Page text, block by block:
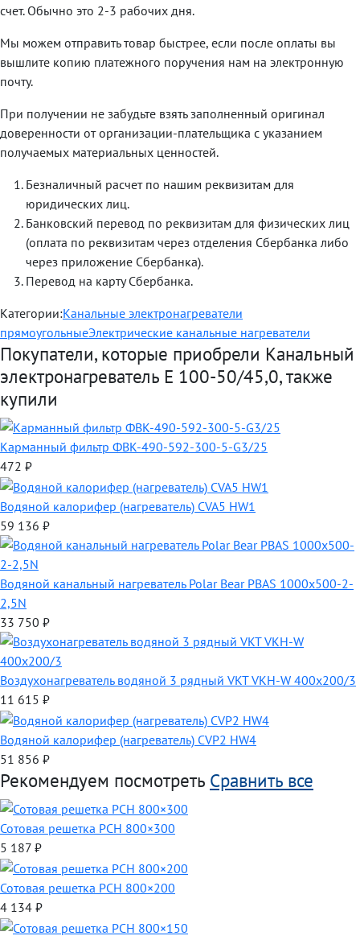
счет. Обычно это 2-3 рабочих дня.
Мы можем отправить товар быстрее, если после оплаты вы
вышлите копию платежного поручения нам на электронную
почту.
При получении не забудьте взять заполненный оригинал
доверенности от организации-плательщика с указанием
получаемых материальных ценностей.
Безналичный расчет по нашим реквизитам для
юридических лиц.
Банковский перевод по реквизитам для физических лиц
(оплата по реквизитам через отделения Сбербанка либо
через приложение Сбербанка).
Перевод на карту Сбербанка.
Категории:Канальные электронагреватели
прямоугольныеЭлектрические канальные нагреватели
Покупатели, которые приобрели Канальный
электронагреватель E 100-50/45,0, также
купили
Карманный фильтр ФВК-490-592-300-5-G3/25
472 ₽
Водяной калорифер (нагреватель) CVA5 HW1
59 136 ₽
Водяной канальный нагреватель Polar Bear PBAS 1000x500-2-
2,5N
33 750 ₽
Воздухонагреватель водяной 3 рядный VKT VKH-W 400х200/3
11 615 ₽
Водяной калорифер (нагреватель) CVP2 HW4
51 856 ₽
Рекомендуем посмотреть Сравнить все
Сотовая решетка РСН 800×300
5 187 ₽
Сотовая решетка РСН 800×200
4 134 ₽